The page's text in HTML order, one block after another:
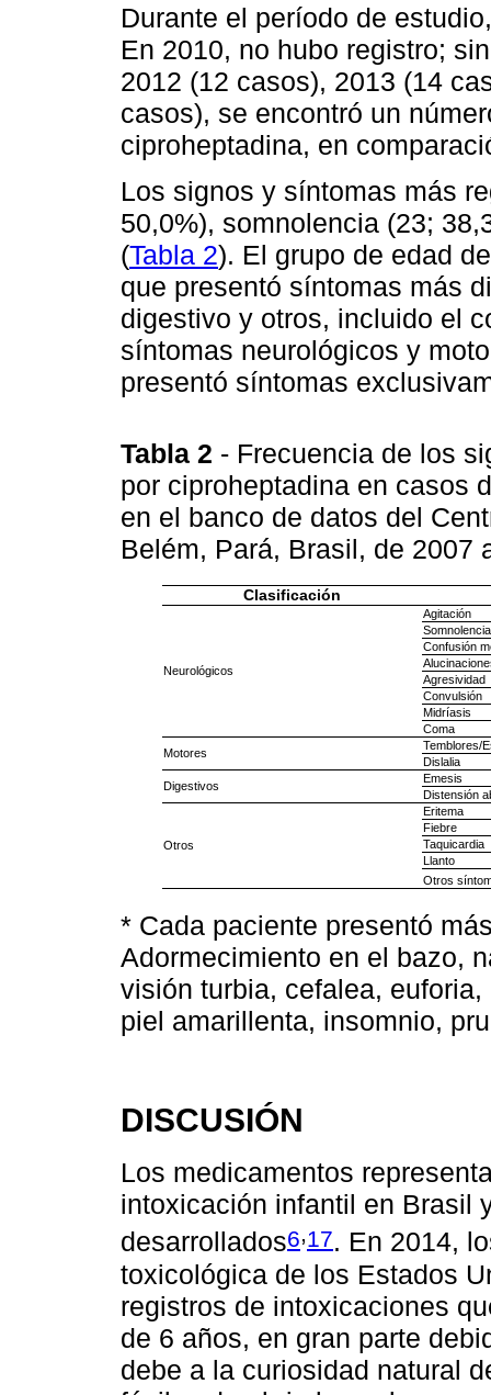
Durante el período de
En 2010, no hubo registro;
2012 (12 casos), 2013 (14
casos), se encontró un
ciproheptadina, en
Los signos y síntomas más
50,0%), somnolencia (23;
(Tabla 2). El grupo de edad
que presentó síntomas más
digestivo y otros, incluido el
síntomas neurológicos y
presentó síntomas
Tabla 2 - Frecuencia de los
por ciproheptadina en casos
en el banco de datos del
Belém, Pará, Brasil, de 2007
Clasificación
Neurológicos
Agitación
Somnolencia
Confusión
Agresividad
Convulsión
Midríasis
Coma
Motores
Temblores/
Dislalia
Digestivos
Emesis
Distensión
Otros
Eritema
Fiebre
Taquicardia
Llanto
Otros
* Cada paciente presentó
Adormecimiento en el bazo,
visión turbia, cefalea,
piel amarillenta, insomnio,
DISCUSIÓN
Los medicamentos
intoxicación infantil en Brasil
desarrollados6,17. En 2014,
toxicológica de los Estados
registros de intoxicaciones
de 6 años, en gran parte
debe a la curiosidad natural